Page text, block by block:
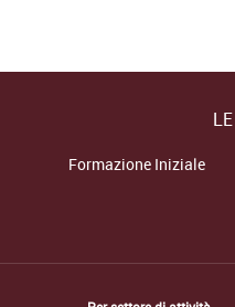
Formazione Iniziale